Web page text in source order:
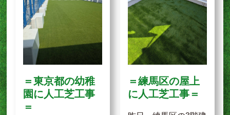
＝東京都の幼稚
園に人工芝工事
＝
＝練馬区の屋上
に人工芝工事＝